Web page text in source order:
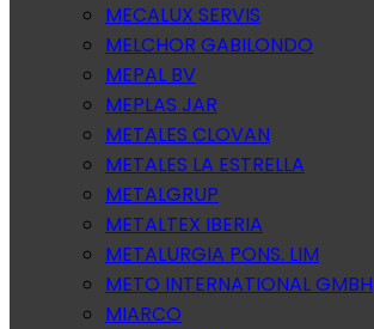
MECALUX SERVIS
MELCHOR GABILONDO
MEPAL BV
MEPLAS JAR
METALES CLOVAN
METALES LA ESTRELLA
METALGRUP
METALTEX IBERIA
METALURGIA PONS. LIM
METO INTERNATIONAL GMBH
MIARCO